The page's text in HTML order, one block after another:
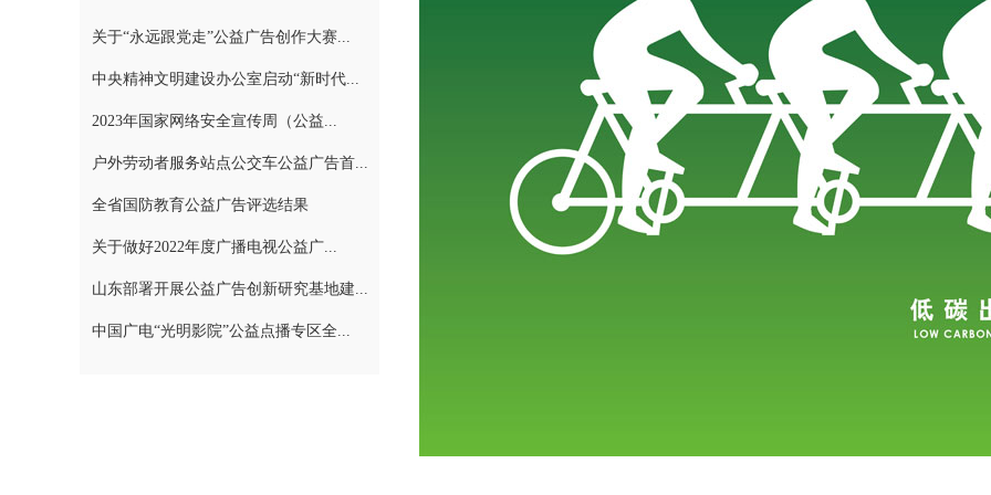
关于“永远跟党走”公益广告创作大赛...
中央精神文明建设办公室启动“新时代...
2023年国家网络安全宣传周（公益...
户外劳动者服务站点公交车公益广告首...
全省国防教育公益广告评选结果
关于做好2022年度广播电视公益广...
山东部署开展公益广告创新研究基地建...
中国广电“光明影院”公益点播专区全...